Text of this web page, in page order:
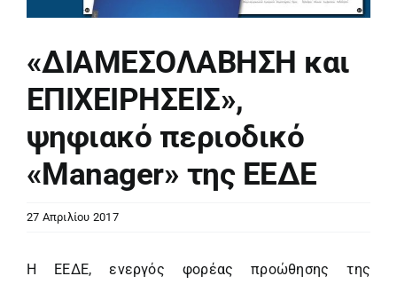
«ΔΙΑΜΕΣΟΛΑΒΗΣΗ και
ΕΠΙΧΕΙΡΗΣΕΙΣ»,
ψηφιακό περιοδικό
«Manager» της ΕΕΔΕ
27 Απριλίου 2017
Η ΕΕΔΕ, ενεργός φορέας προώθησης της